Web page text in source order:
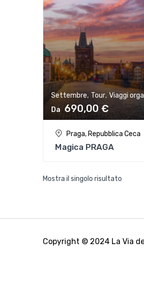
Settembre, Tour, Viaggi
690,00€
Praga, Repubblica Ceca
Magica PRAGA
Mostra il singolo risultato
Copyright © 2024 La Via